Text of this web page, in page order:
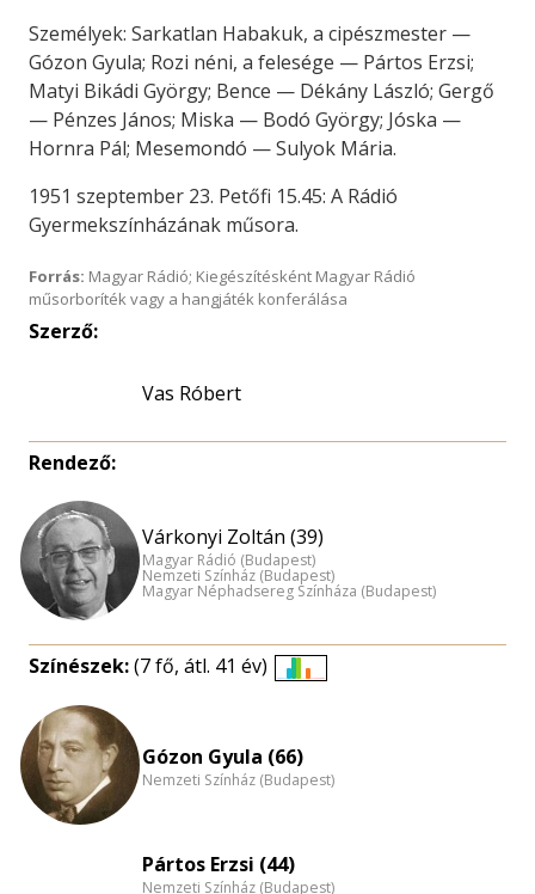
Személyek: Sarkatlan Habakuk, a cipészmester —
Gózon Gyula; Rozi néni, a felesége — Pártos Erzsi;
Matyi Bikádi György; Bence — Dékány László; Gergő
— Pénzes János; Miska — Bodó György; Jóska —
Hornra Pál; Mesemondó — Sulyok Mária.
1951 szeptember 23. Petőfi 15.45: A Rádió
Gyermekszínházának műsora.
Forrás: Magyar Rádió; Kiegészítésként Magyar Rádió
műsorboríték vagy a hangjáték konferálása
Szerző:
Vas Róbert
Rendező:
Várkonyi Zoltán (39)
Magyar Rádió (Budapest)
Nemzeti Színház (Budapest)
Magyar Néphadsereg Színháza (Budapest)
Színészek:(7 fő, átl. 41 év)
nagyítása
Gózon Gyula (66)
Nemzeti Színház (Budapest)
Pártos Erzsi (44)
Nemzeti Színház (Budapest)